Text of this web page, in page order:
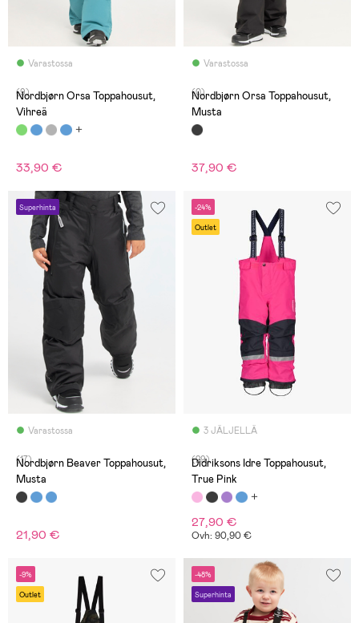
Varastossa
(9)
Nordbjørn Orsa Toppahousut,
Vihreä
33,90 €
Varastossa
(0)
Nordbjørn Orsa Toppahousut,
Musta
37,90 €
Superhinta
Varastossa
(17)
Nordbjørn Beaver Toppahousut,
Musta
21,90 €
-24%
Outlet
3 JÄLJELLÄ
(29)
Didriksons Idre Toppahousut,
True Pink
27,90 €
Ovh: 90,90 €
-9%
Outlet
-48%
Superhinta